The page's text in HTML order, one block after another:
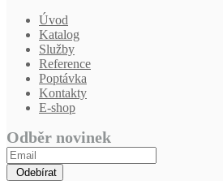
Úvod
Katalog
Služby
Reference
Poptávka
Kontakty
E-shop
Odběr novinek
Odebírat